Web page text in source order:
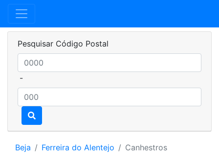
Pesquisar Código Postal
-
Beja Ferreira do Alentejo Canhestros